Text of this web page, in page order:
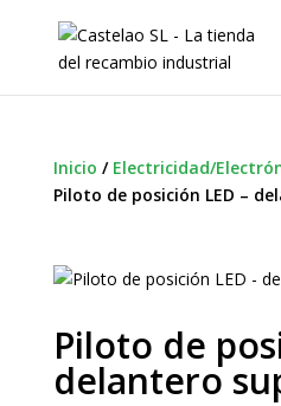
Inicio / Electricidad/
Piloto de posición LED –
Piloto de
delantero